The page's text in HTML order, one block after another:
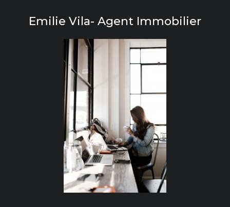
Emilie Vila- Agent Immobilier